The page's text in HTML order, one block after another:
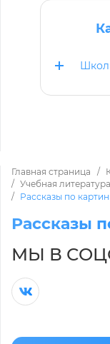
Главная страница
Учебная
Рассказы по
Рассказы
МЫ В